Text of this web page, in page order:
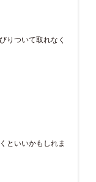
りついて取れなく
といいかもしれま